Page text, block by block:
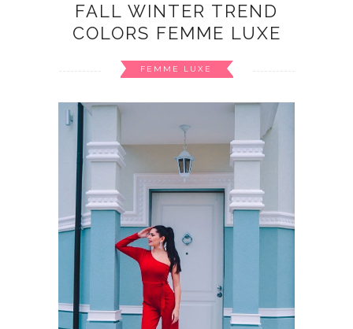
FALL WINTER TREND
COLORS FEMME LUXE
FEMME LUXE